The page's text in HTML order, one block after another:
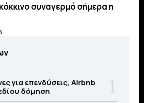
συναγερμό σήμερα η
για επενδύσεις, Airbnb
δόμηση